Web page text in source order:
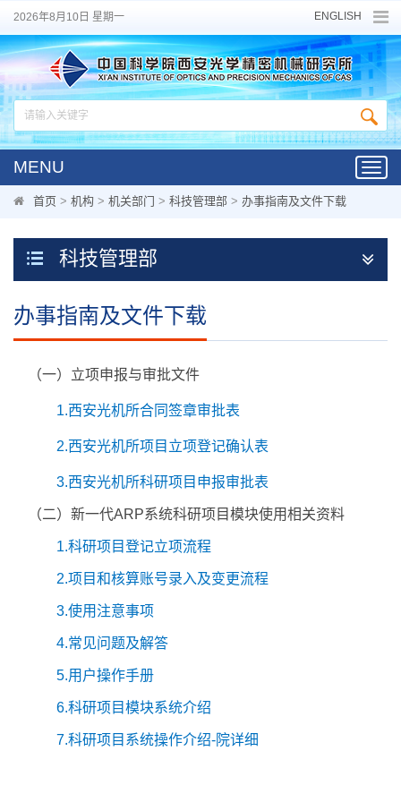
2026年8月10日 星期一 ENGLISH
MENU
首页 > 机构 > 机关部门 > 科技管理部 > 办事指南及文件下载
科技管理部
办事指南及文件下载
（一）立项申报与审批文件
1.西安光机所合同签章审批表
2.西安光机所项目立项登记确认表
3.西安光机所科研项目申报审批表
（二）新一代ARP系统科研项目模块使用相关资料
1.科研项目登记立项流程
2.项目和核算账号录入及变更流程
3.使用注意事项
4.常见问题及解答
5.用户操作手册
6.科研项目模块系统介绍
7.科研项目系统操作介绍-院详细